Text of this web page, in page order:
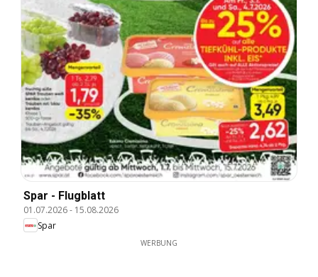
Spar - Flugblatt
01.07.2026- 15.08.2026
Spar
WERBUNG